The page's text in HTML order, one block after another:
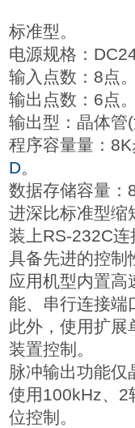
标准型。
电源规格：
输入点数：8点。
输出点数：6点。
输出型：晶体管(
程序容量量：
D。
数据存储容量：
进深比标准型缩
装上RS-232C连
具备先进的控制
应用机型内置高
能、串行连接端
此外，使用扩展
装置控制。
脉冲输出功能仅
使用100kHz、2
位控制。